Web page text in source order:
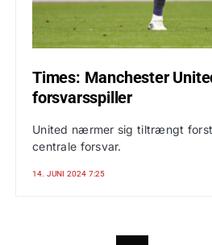
Times: Manchester
forsvarsspiller
United nærmer sig tiltrængt
centrale forsvar.
14. JUNI 2024 7:25